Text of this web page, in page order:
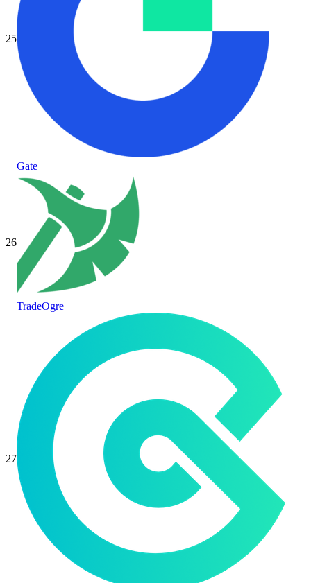
25
Gate
26
TradeOgre
27